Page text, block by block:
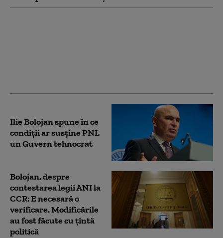
Ilie Bolojan spune în ce
condiții ar susține PNL
un Guvern tehnocrat
Bolojan, despre
contestarea legii ANI la
CCR: E necesară o
verificare. Modificările
au fost făcute cu țintă
politică